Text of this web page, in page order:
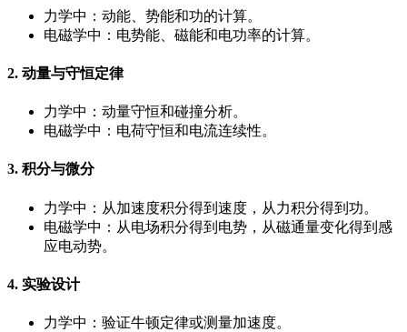
力学中：动能、势能和功的计算。
电磁学中：电势能、磁能和电功率的计算。
2. 动量与守恒定律
力学中：动量守恒和碰撞分析。
电磁学中：电荷守恒和电流连续性。
3. 积分与微分
力学中：从加速度积分得到速度，从力积分得到功。
电磁学中：从电场积分得到电势，从磁通量变化得到感
应电动势。
4. 实验设计
力学中：验证牛顿定律或测量加速度。